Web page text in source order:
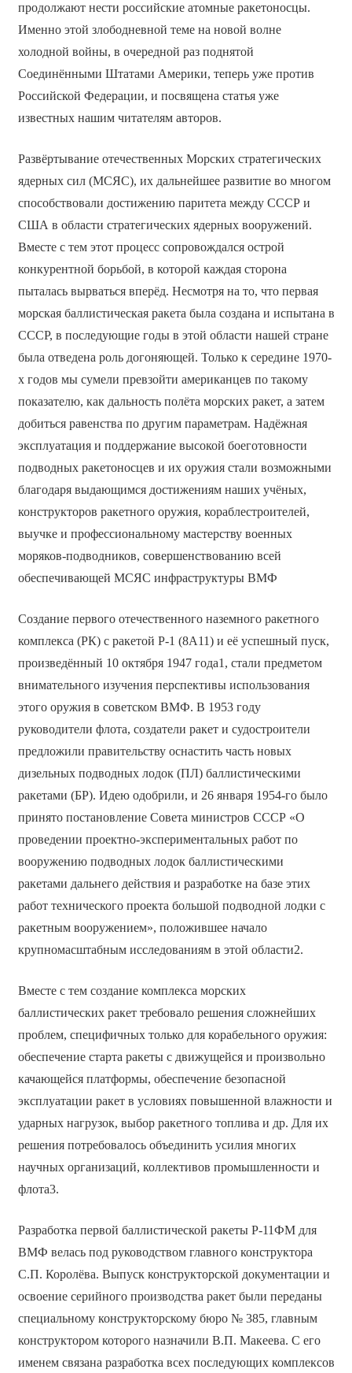
продолжают нести российские атомные ракетоносцы.
Именно этой злободневной теме на новой волне
холодной войны, в очередной раз поднятой
Соединёнными Штатами Америки, теперь уже против
Российской Федерации, и посвящена статья уже
известных нашим читателям авторов.
Развёртывание отечественных Морских стратегических
ядерных сил (МСЯС), их дальнейшее развитие во многом
способствовали достижению паритета между СССР и
США в области стратегических ядерных вооружений.
Вместе с тем этот процесс сопровождался острой
конкурентной борьбой, в которой каждая сторона
пыталась вырваться вперёд. Несмотря на то, что первая
морская баллистическая ракета была создана и испытана в
СССР, в последующие годы в этой области нашей стране
была отведена роль догоняющей. Только к середине 1970-
х годов мы сумели превзойти американцев по такому
показателю, как дальность полёта морских ракет, а затем
добиться равенства по другим параметрам. Надёжная
эксплуатация и поддержание высокой боеготовности
подводных ракетоносцев и их оружия стали возможными
благодаря выдающимся достижениям наших учёных,
конструкторов ракетного оружия, кораблестроителей,
выучке и профессиональному мастерству военных
моряков-подводников, совершенствованию всей
обеспечивающей МСЯС инфраструктуры ВМФ
Создание первого отечественного наземного ракетного
комплекса (РК) с ракетой Р-1 (8А11) и её успешный пуск,
произведённый 10 октября 1947 года1, стали предметом
внимательного изучения перспективы использования
этого оружия в советском ВМФ. В 1953 году
руководители флота, создатели ракет и судостроители
предложили правительству оснастить часть новых
дизельных подводных лодок (ПЛ) баллистическими
ракетами (БР). Идею одобрили, и 26 января 1954-го было
принято постановление Совета министров СССР «О
проведении проектно-экспериментальных работ по
вооружению подводных лодок баллистическими
ракетами дальнего действия и разработке на базе этих
работ технического проекта большой подводной лодки с
ракетным вооружением», положившее начало
крупномасштабным исследованиям в этой области2.
Вместе с тем создание комплекса морских
баллистических ракет требовало решения сложнейших
проблем, специфичных только для корабельного оружия:
обеспечение старта ракеты с движущейся и произвольно
качающейся платформы, обеспечение безопасной
эксплуатации ракет в условиях повышенной влажности и
ударных нагрузок, выбор ракетного топлива и др. Для их
решения потребовалось объединить усилия многих
научных организаций, коллективов промышленности и
флота3.
Разработка первой баллистической ракеты Р-11ФМ для
ВМФ велась под руководством главного конструктора
С.П. Королёва. Выпуск конструкторской документации и
освоение серийного производства ракет были переданы
специальному конструкторскому бюро № 385, главным
конструктором которого назначили В.П. Макеева. С его
именем связана разработка всех последующих комплексов